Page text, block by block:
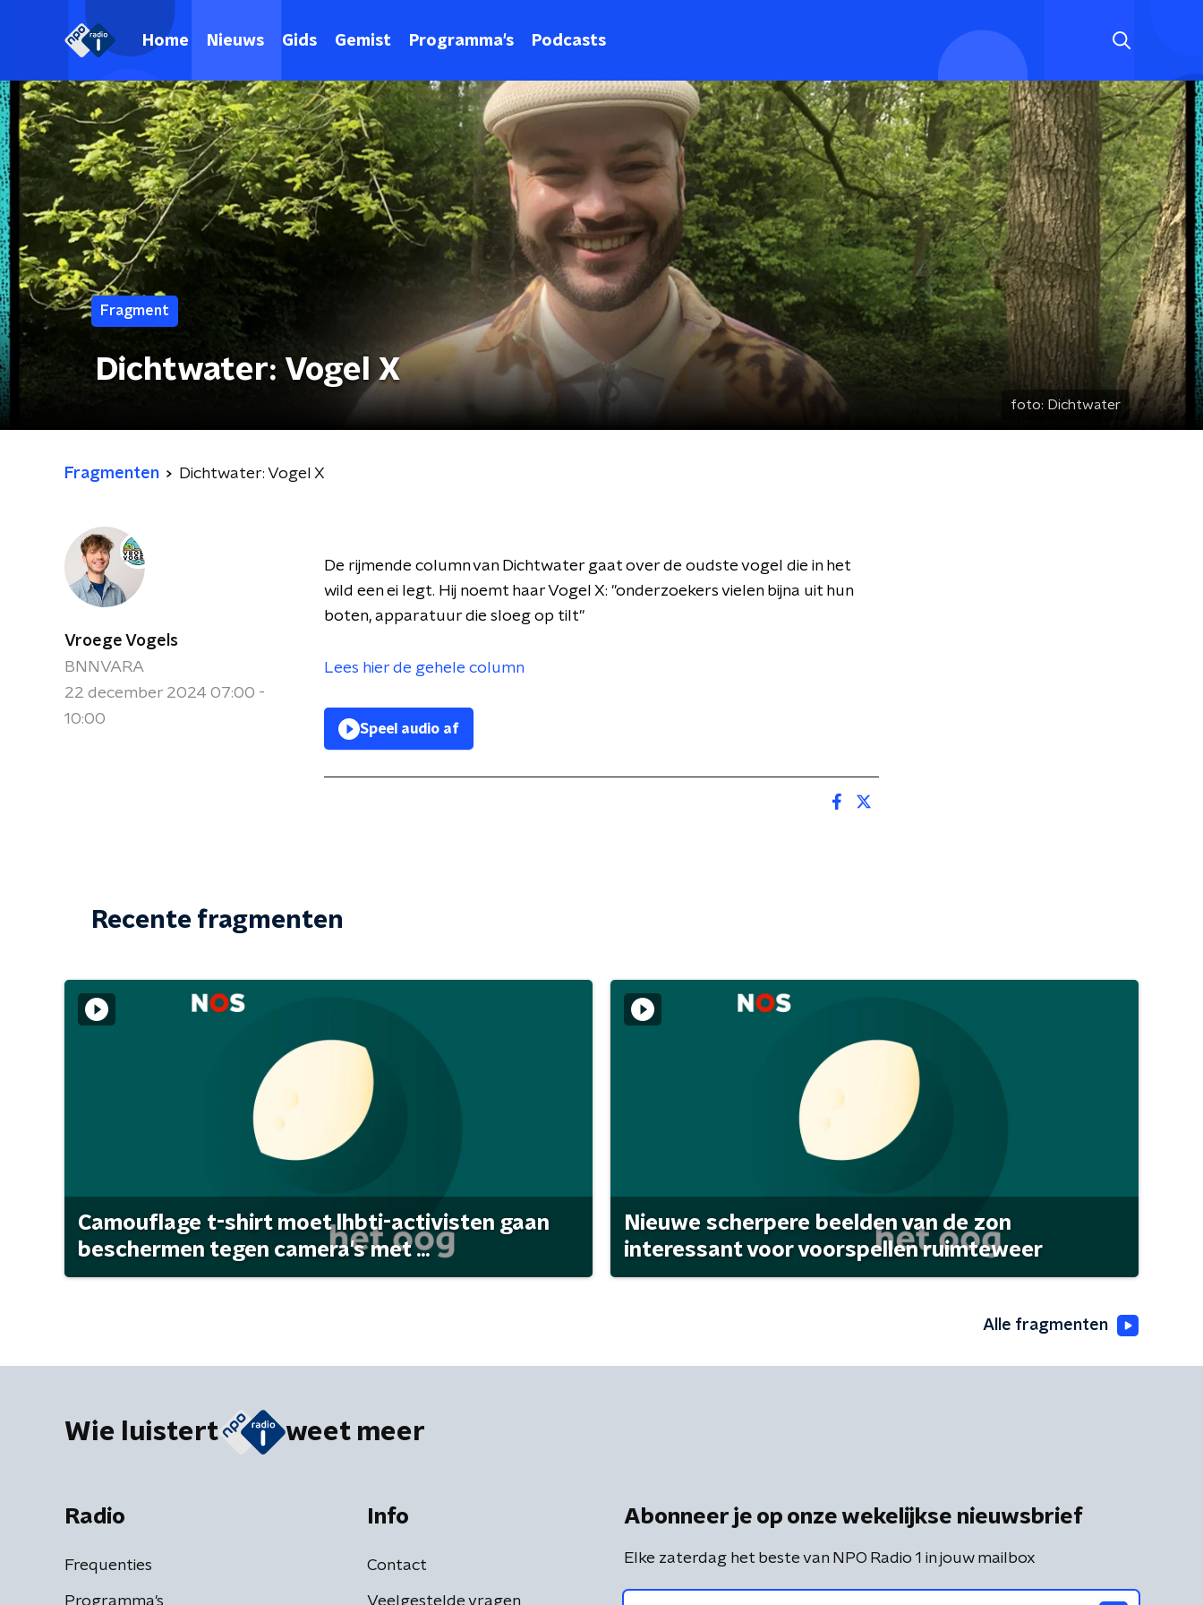
Home Nieuws Gids Gemist Programma's Podcasts
Fragment
Dichtwater: Vogel X
foto: Dichtwater
Fragmenten Dichtwater: Vogel X
Vroege Vogels
BNNVARA
22 december 2024 07:00 -
10:00
De rijmende column van Dichtwater gaat over de oudste vogel die in het
wild een ei legt. Hij noemt haar Vogel X: "onderzoekers vielen bijna uit hun
boten, apparatuur die sloeg op tilt"
Lees hier de gehele column
Speel audio af
Recente fragmenten
Camouflage t-shirt moet lhbti-activisten gaan
beschermen tegen camera's met ...
Nieuwe scherpere beelden van de zon
interessant voor voorspellen ruimteweer
Alle fragmenten
Wie luistert weet meer
Radio
Frequenties
Programma's
Info
Contact
Veelgestelde vragen
Abonneer je op onze wekelijkse nieuwsbrief
Elke zaterdag het beste van NPO Radio 1 in jouw mailbox